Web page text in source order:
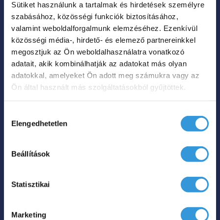
Sütiket használunk a tartalmak és hirdetések személyre
szabásához, közösségi funkciók biztosításához,
valamint weboldalforgalmunk elemzéséhez. Ezenkívül
közösségi média-, hirdető- és elemező partnereinkkel
megosztjuk az Ön weboldalhasználatra vonatkozó
adatait, akik kombinálhatják az adatokat más olyan
adatokkal, amelyeket Ön adott meg számukra vagy az
Ön által használt más szolgáltatásokból gyűjtöttek.
kiválasztása
Elengedhetetlen
Beállítások
Statisztikai
Marketing
Violet szabadon álló
műmárvány kád
679 000Ft – 745 000Ft
000 Ft
-
745
000 Ft
Hol tudom megvenni?
A
a
termékoldalon
választhatók
ki
terméknek
variációja